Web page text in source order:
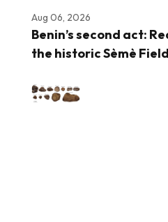
Aug 06, 2026
Benin’s second act:
the historic Sèmè Field